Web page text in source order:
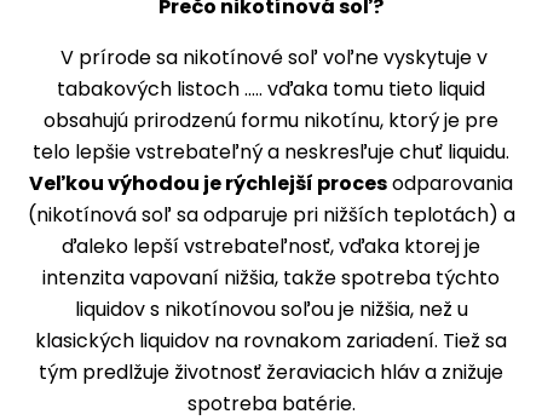
Prečo nikotínová soľ?
V prírode sa nikotínové soľ voľne vyskytuje v
tabakových listoch ..... vďaka tomu tieto liquid
obsahujú prirodzenú formu nikotínu, ktorý je pre
telo lepšie vstrebateľný a neskresľuje chuť liquidu.
Veľkou výhodou je rýchlejší procesodparovania
(nikotínová soľ sa odparuje pri nižších teplotách) a
ďaleko lepší vstrebateľnosť, vďaka ktorej je
intenzita vapovaní nižšia, takže spotreba týchto
liquidov s nikotínovou soľou je nižšia, než u
klasických liquidov na rovnakom zariadení. Tiež sa
tým predlžuje životnosť žeraviacich hláv a znižuje
spotreba batérie.